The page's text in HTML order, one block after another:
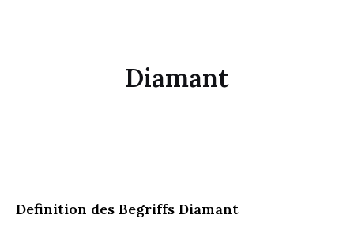
Diamant
Definition des Begriffs Diamant